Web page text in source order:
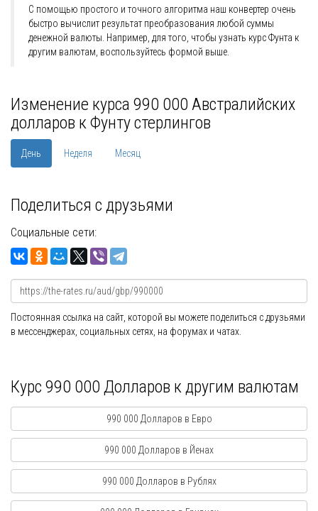
С помощью простого и точного алгоритма наш конвертер очень
быстро вычислит результат преобразования любой суммы
денежной валюты. Например, для того, чтобы узнать курс Фунта к
другим валютам, воспользуйтесь формой выше.
Изменение курса 990 000 Австралийских
долларов к Фунту стерлингов
День Неделя Месяц
Поделиться с друзьями
Социальные сети:
Постоянная ссылка на сайт, которой вы можете поделиться с друзьями
в мессенджерах, социальных сетях, на форумах и чатах.
Курс 990 000 Долларов к другим валютам
990 000 Долларов в Евро
990 000 Долларов в Йенах
990 000 Долларов в Рублях